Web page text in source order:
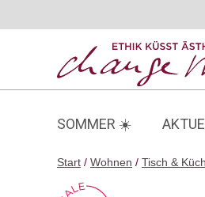
SOMMER ☀️
Start / Wohnen / Tisch &